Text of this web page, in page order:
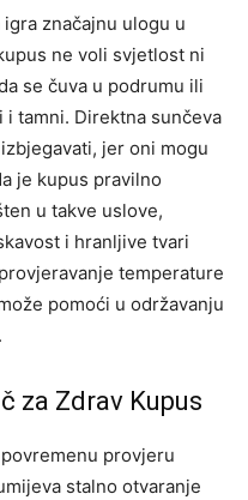
značajnu ulogu u
ne voli svjetlost ni
se čuva u podrumu ili
i tamni. Direktna sunčeva
jer oni mogu
je kupus pravilno
u takve uslove,
i hranljive tvari
temperature
pomoći u održavanju
za Zdrav Kupus
provjeru
stalno otvaranje